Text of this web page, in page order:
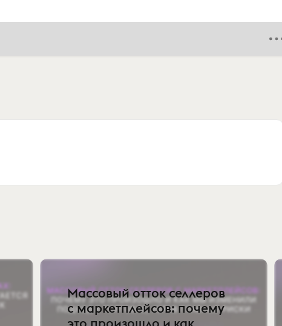
Массовый отток селлеров
с маркетплейсов: почему